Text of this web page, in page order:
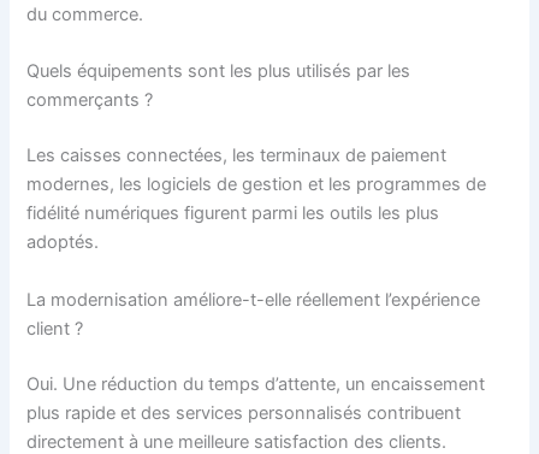
du commerce.
Quels équipements sont les plus utilisés par les
commerçants ?
Les caisses connectées, les terminaux de paiement
modernes, les logiciels de gestion et les programmes de
fidélité numériques figurent parmi les outils les plus
adoptés.
La modernisation améliore-t-elle réellement l’expérience
client ?
Oui. Une réduction du temps d’attente, un encaissement
plus rapide et des services personnalisés contribuent
directement à une meilleure satisfaction des clients.